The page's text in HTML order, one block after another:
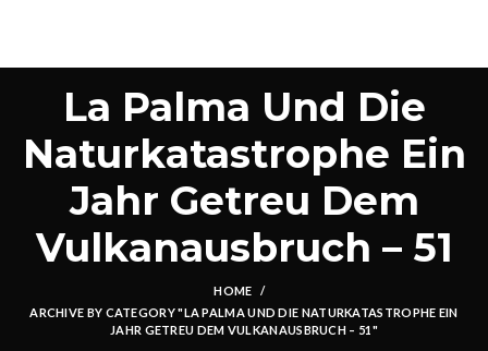
La Palma Und Die
Naturkatastrophe Ein
Jahr Getreu Dem
Vulkanausbruch – 51
HOME
ARCHIVE BY CATEGORY "LA PALMA UND DIE NATURKATASTROPHE EIN
JAHR GETREU DEM VULKANAUSBRUCH – 51"